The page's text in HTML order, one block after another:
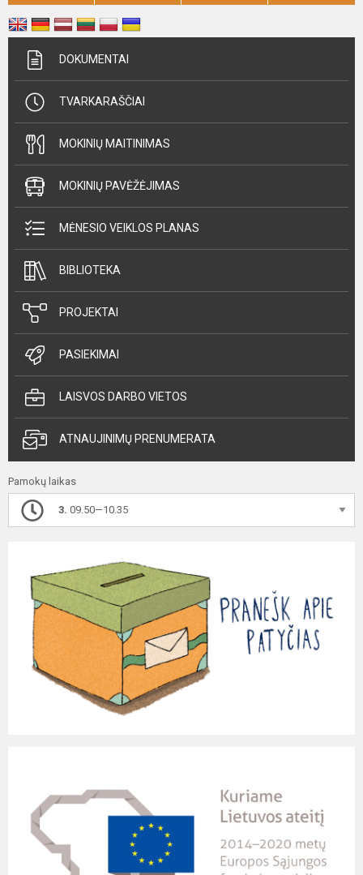
DOKUMENTAI
TVARKARAŠČIAI
MOKINIŲ MAITINIMAS
MOKINIŲ PAVĖŽĖJIMAS
MĖNESIO VEIKLOS PLANAS
BIBLIOTEKA
PROJEKTAI
PASIEKIMAI
LAISVOS DARBO VIETOS
ATNAUJINIMŲ PRENUMERATA
Pamokų laikas
3. 09.50—10.35